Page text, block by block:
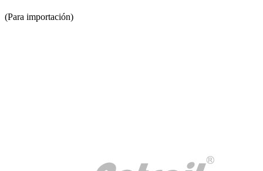
(Para importación)